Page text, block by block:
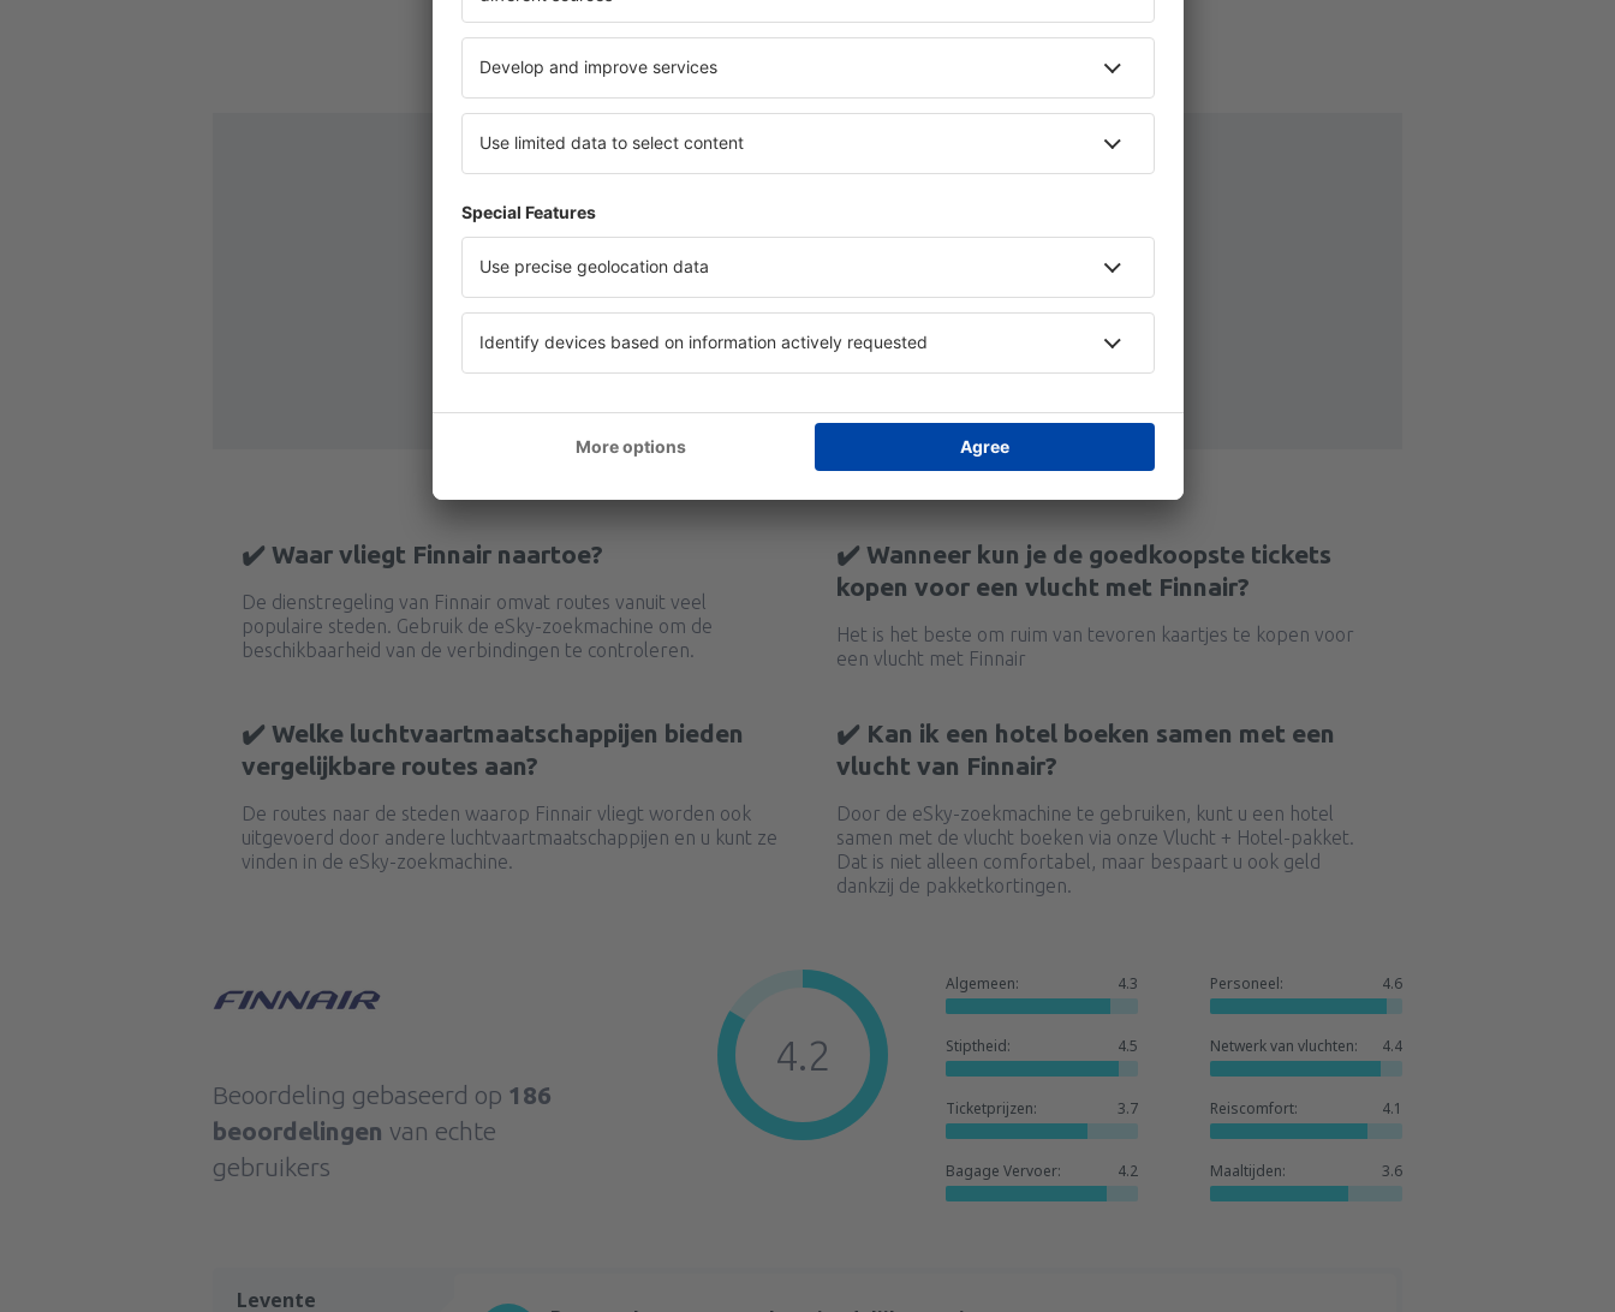
ADVERTISEMENT
✔️ Waar vliegt Finnair naartoe?
De dienstregeling van Finnair omvat routes vanuit veel
populaire steden. Gebruik de eSky-zoekmachine om de
beschikbaarheid van de verbindingen te controleren.
✔️ Wanneer kun je de goedkoopste tickets
kopen voor een vlucht met Finnair?
Het is het beste om ruim van tevoren kaartjes te kopen voor
een vlucht met Finnair
✔️ Welke luchtvaartmaatschappijen bieden
vergelijkbare routes aan?
De routes naar de steden waarop Finnair vliegt worden ook
uitgevoerd door andere luchtvaartmaatschappijen en u kunt ze
vinden in de eSky-zoekmachine.
✔️ Kan ik een hotel boeken samen met een
vlucht van Finnair?
Door de eSky-zoekmachine te gebruiken, kunt u een hotel
samen met de vlucht boeken via onze Vlucht + Hotel-pakket.
Dat is niet alleen comfortabel, maar bespaart u ook geld
dankzij de pakketkortingen.
Beoordeling gebaseerd op 186
beoordelingen van echte
gebruikers
Algemeen: 4.3 Personeel: 4.6
Stiptheid: 4.5 Netwerk van vluchten: 4.4
Ticketprijzen: 3.7 Reiscomfort: 4.1
Bagage Vervoer: 4.2 Maaltijden: 3.6
4.2
Levente